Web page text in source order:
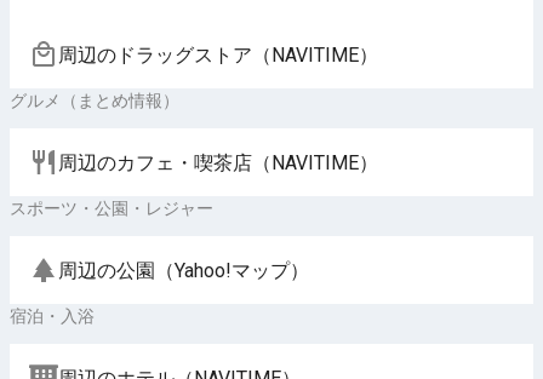
周辺のドラッグストア（NAVITIME）
グルメ（まとめ情報）
周辺のカフェ・喫茶店（NAVITIME）
スポーツ・公園・レジャー
周辺の公園（Yahoo!マップ）
宿泊・入浴